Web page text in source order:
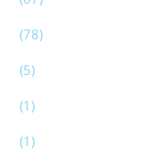
(78)
(5)
(1)
(1)